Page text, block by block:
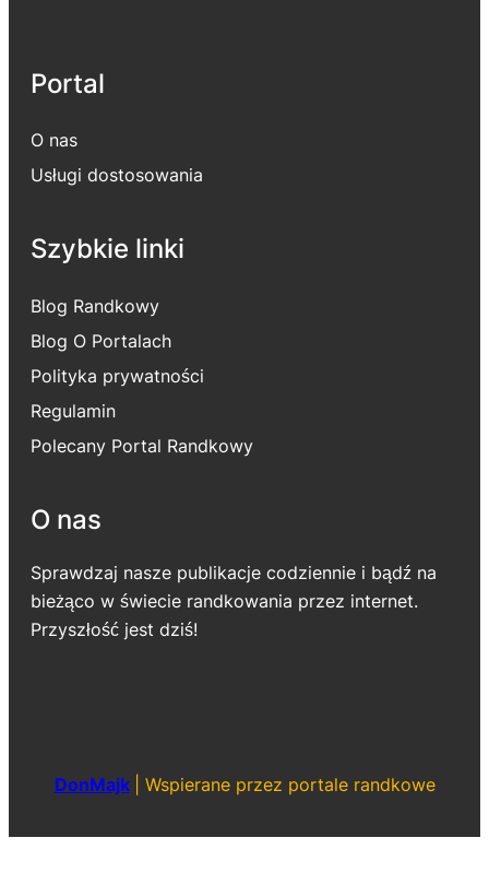
Portal
O nas
Usługi dostosowania
Szybkie linki
Blog Randkowy
Blog O Portalach
Polityka prywatności
Regulamin
Polecany Portal Randkowy
O nas
Sprawdzaj nasze publikacje codziennie i bądź na
bieżąco w świecie randkowania przez internet.
Przyszłość jest dziś!
DonMajk Wspierane przez portale randkowe